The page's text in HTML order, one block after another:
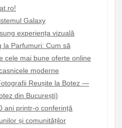
Galaxy
experiența vizuală
la Parfumuri: Cum să
cele mai bune oferte online
moderne
Reușite la Botez —
din București)
ani printr-o conferință
și comunităților